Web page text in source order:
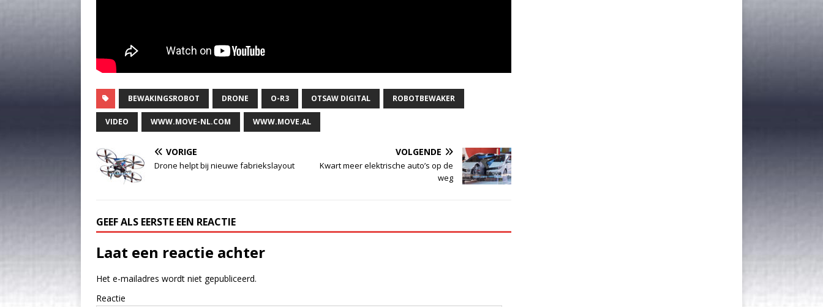
BEWAKINGSROBOT DRONE O-R3 OTSAW DIGITAL ROBOTBEWAKER
VIDEO WWW.MOVE-NL.COM WWW.MOVE.AL
VORIGE
Drone helpt bij nieuwe fabriekslayout
VOLGENDE
Kwart meer elektrische auto’s op de
weg
GEEF ALS EERSTE EEN REACTIE
Laat een reactie achter
Het e-mailadres wordt niet gepubliceerd.
Reactie